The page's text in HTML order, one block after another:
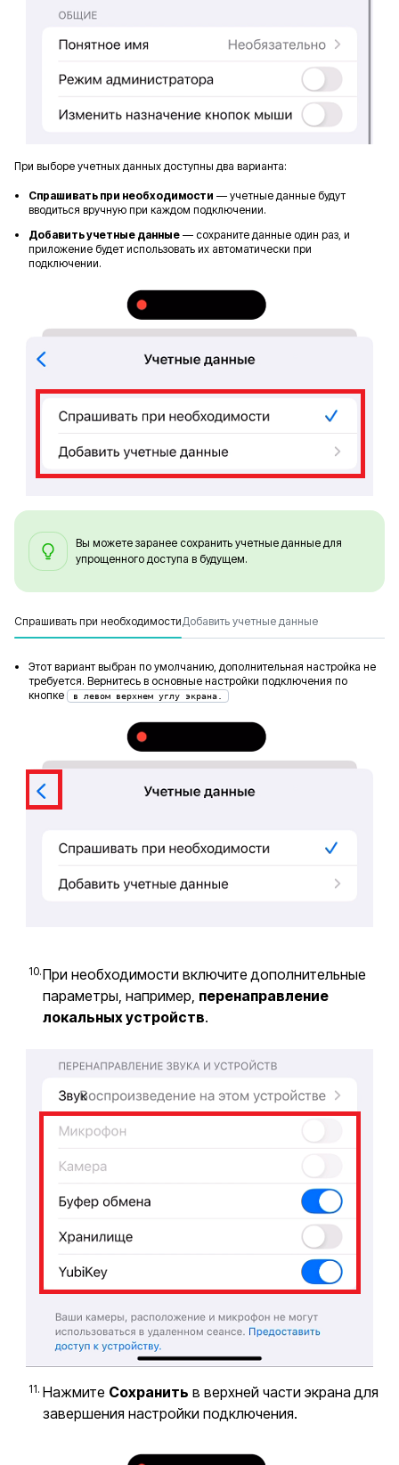
При выборе учетных данных доступны два варианта:
Спрашивать при необходимости — учетные данные будут
вводиться вручную при каждом подключении.
Добавить учетные данные — сохраните данные один раз, и
приложение будет использовать их автоматически при
подключении.
Вы можете заранее сохранить учетные данные для
упрощенного доступа в будущем.
Спрашивать при необходимостиДобавить учетные данные
Этот вариант выбран по умолчанию, дополнительная настройка не
требуется. Вернитесь в основные настройки подключения по
кнопке
в левом верхнем углу экрана.
При необходимости включите дополнительные
параметры, например, перенаправление
локальных устройств.
Нажмите Сохранить в верхней части экрана для
завершения настройки подключения.